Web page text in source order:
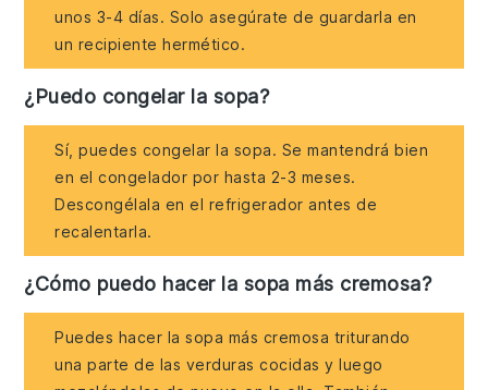
unos 3-4 días. Solo asegúrate de guardarla en
un recipiente hermético.
¿Puedo congelar la sopa?
Sí, puedes congelar la sopa. Se mantendrá bien
en el congelador por hasta 2-3 meses.
Descongélala en el refrigerador antes de
recalentarla.
¿Cómo puedo hacer la sopa más cremosa?
Puedes hacer la sopa más cremosa triturando
una parte de las verduras cocidas y luego